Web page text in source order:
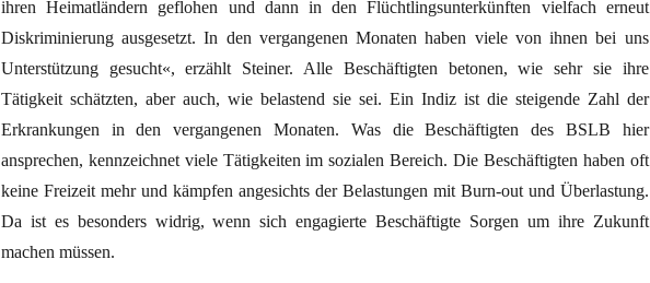
ihren Heimatländern geflohen und dann in den Flüchtlingsunterkünften vielfach erneut
Diskriminierung aus­gesetzt. In den vergangenen Monaten haben viele von ihnen bei uns
Unterstützung gesucht«, erzählt Steiner. Alle Beschäftigten betonen, wie sehr sie ihre
Tätigkeit schätzten, aber auch, wie belastend sie sei. Ein Indiz ist die steigende Zahl der
Erkrankungen in den vergangenen Monaten. Was die Beschäftigten des BSLB hier
ansprechen, kennzeichnet viele Tätigkeiten im ­sozialen Bereich. Die Beschäftigten haben oft
keine Freizeit mehr und kämpfen angesichts der Belastungen mit Burn-out und Überlastung.
Da ist es besonders widrig, wenn sich engagierte Beschäftigte Sorgen um ihre Zukunft
machen müssen.